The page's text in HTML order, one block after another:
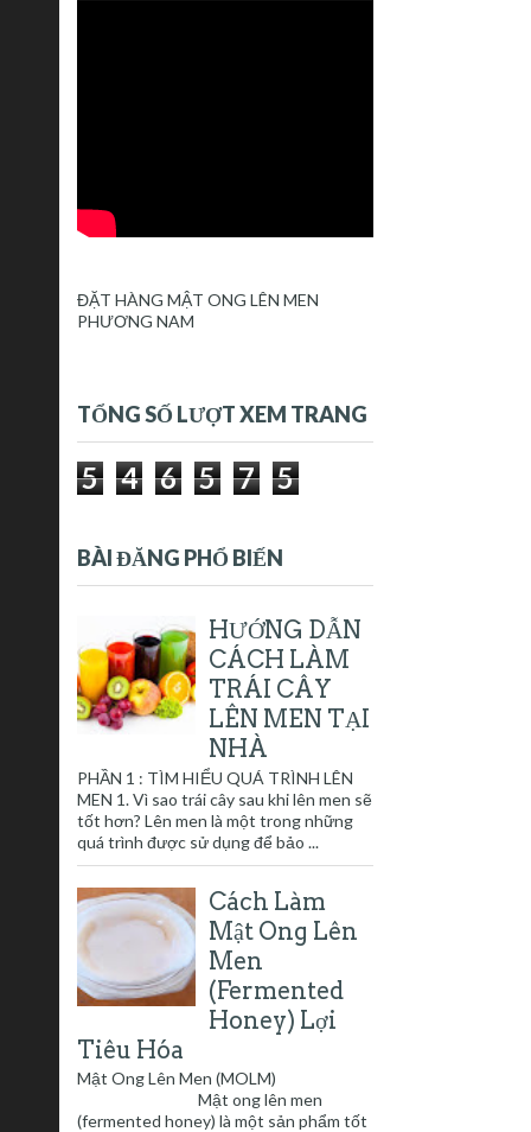
ĐẶT HÀNG MẬT ONG LÊN MEN
PHƯƠNG NAM
TỔNG SỐ LƯỢT XEM TRANG
5 4 6 5 7 5
BÀI ĐĂNG PHỔ BIẾN
HƯỚNG DẪN
CÁCH LÀM
TRÁI CÂY
LÊN MEN TẠI
NHÀ
PHẦN 1 : TÌM HIỂU QUÁ TRÌNH LÊN
MEN 1. Vì sao trái cây sau khi lên men sẽ
tốt hơn? Lên men là một trong những
quá trình được sử dụng để bảo ...
Cách Làm
Mật Ong Lên
Men
(Fermented
Honey) Lợi
Tiêu Hóa
Mật Ong Lên Men (MOLM)
Mật ong lên men
(fermented honey) là một sản phẩm tốt